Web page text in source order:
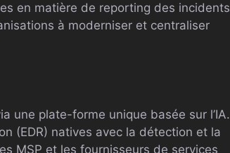
en matière de reporting des incidents
à moderniser et centraliser
une plate-forme unique basée sur l’IA.
(EDR) natives avec la détection et la
MSP et les fournisseurs de services